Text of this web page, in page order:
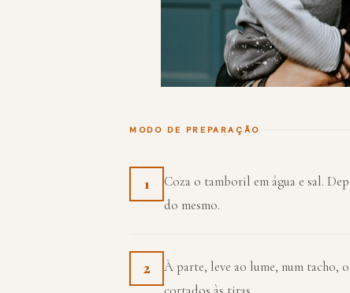
MODO DE PREPARAÇÃO
1
Coza o tamboril em água e sal.
do mesmo.
2
À parte, leve ao lume, num tacho,